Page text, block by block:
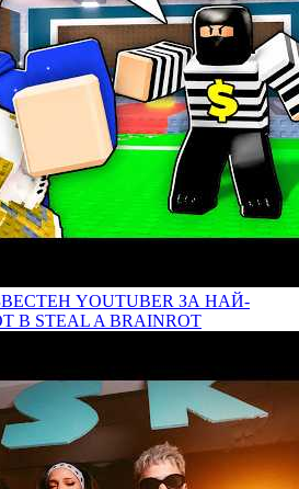
YOUTUBER ЗА НАЙ-
STEAL A BRAINROT